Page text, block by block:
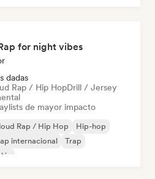
for night vibes
dadas
Rap / Hip HopDrill / Jersey
de mayor impacto
Rap / Hip Hop
Hip-hop
internacional
Trap